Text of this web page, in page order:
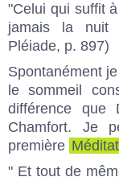
"Celui qui suffit
jamais la nuit
Pléiade, p. 897)
Spontanément
le sommeil
différence que
Chamfort. Je
première
" Et tout de